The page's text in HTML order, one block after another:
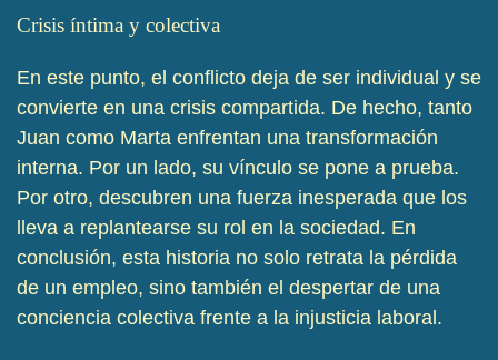
Crisis íntima y colectiva
En este punto, el conflicto deja de ser individual y se
convierte en una crisis compartida. De hecho, tanto
Juan como Marta enfrentan una transformación
interna. Por un lado, su vínculo se pone a prueba.
Por otro, descubren una fuerza inesperada que los
lleva a replantearse su rol en la sociedad. En
conclusión, esta historia no solo retrata la pérdida
de un empleo, sino también el despertar de una
conciencia colectiva frente a la injusticia laboral.